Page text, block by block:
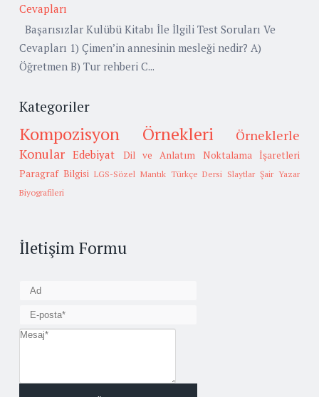
Cevapları
Başarısızlar Kulübü Kitabı İle İlgili Test Soruları Ve
Cevapları 1) Çimen’in annesinin mesleği nedir? A)
Öğretmen B) Tur rehberi C...
Kategoriler
Kompozisyon Örnekleri
Örneklerle
Konular Edebiyat Dil ve Anlatım
Noktalama İşaretleri
Paragraf Bilgisi LGS-Sözel Mantık Türkçe Dersi Slaytlar Şair Yazar
Biyografileri
İletişim Formu